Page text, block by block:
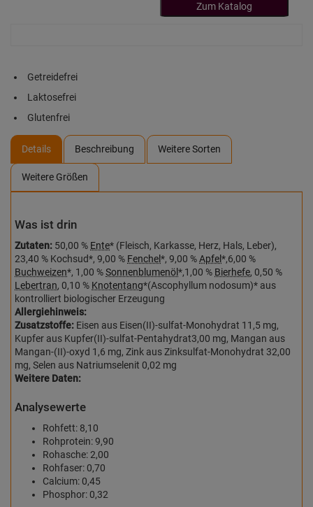
Zum Katalog
Getreidefrei
Laktosefrei
Glutenfrei
Details Beschreibung Weitere Sorten
Weitere Größen
Was ist drin
Zutaten: 50,00 % Ente* (Fleisch, Karkasse, Herz, Hals, Leber),
23,40 % Kochsud*, 9,00 % Fenchel*, 9,00 %Apfel*,6,00 %
Buchweizen*, 1,00 %Sonnenblumenöl*,1,00 % Bierhefe, 0,50 %
Lebertran, 0,10 % Knotentang*(Ascophyllum nodosum)* aus
kontrolliert biologischer Erzeugung
Allergiehinweis:
Zusatzstoffe: Eisen aus Eisen(II)-sulfat-Monohydrat 11,5 mg,
Kupfer aus Kupfer(II)-sulfat-Pentahydrat3,00 mg, Mangan aus
Mangan-(II)-oxyd 1,6 mg, Zink aus Zinksulfat-Monohydrat 32,00
mg, Selen aus Natriumselenit 0,02 mg
Weitere Daten:
Analysewerte
Rohfett: 8,10
Rohprotein: 9,90
Rohasche: 2,00
Rohfaser: 0,70
Calcium: 0,45
Phosphor: 0,32